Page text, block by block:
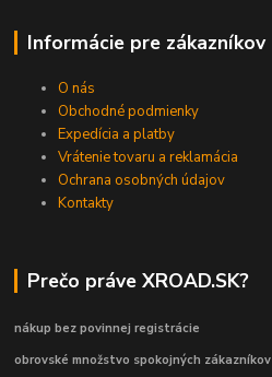
Informácie pre zákazníkov
O nás
Obchodné podmienky
Expedícia a platby
Vrátenie tovaru a reklamácia
Ochrana osobných údajov
Kontakty
Prečo práve XROAD.SK?
nákup bez povinnej registrácie
obrovské množstvo spokojných zákazníkov